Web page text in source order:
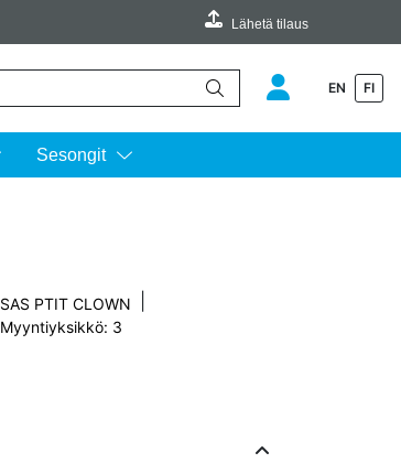
Lähetä tilaus
EN FI
Sesongit
SAS PTIT CLOWN
Myyntiyksikkö: 3